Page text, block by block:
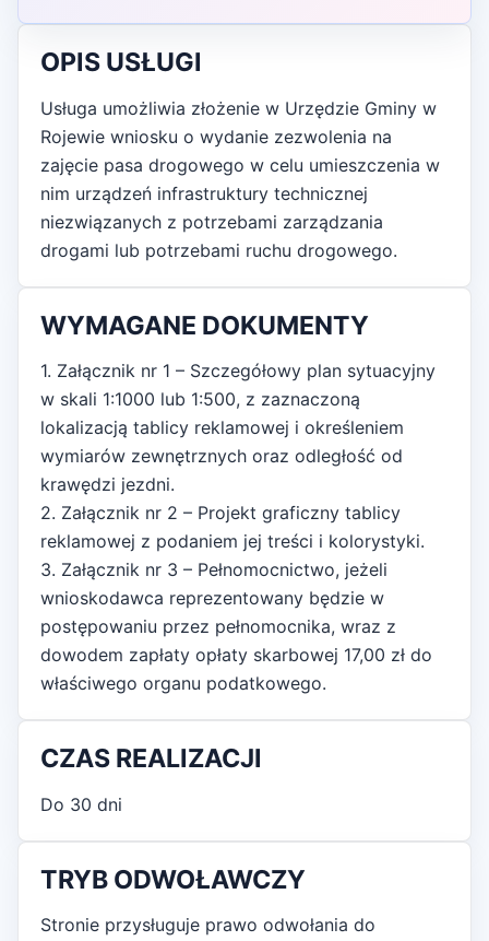
OPIS USŁUGI
Usługa umożliwia złożenie w Urzędzie Gminy w
Rojewie wniosku o wydanie zezwolenia na
zajęcie pasa drogowego w celu umieszczenia w
nim urządzeń infrastruktury technicznej
niezwiązanych z potrzebami zarządzania
drogami lub potrzebami ruchu drogowego.
WYMAGANE DOKUMENTY
1. Załącznik nr 1 – Szczegółowy plan sytuacyjny
w skali 1:1000 lub 1:500, z zaznaczoną
lokalizacją tablicy reklamowej i określeniem
wymiarów zewnętrznych oraz odległość od
krawędzi jezdni.
2. Załącznik nr 2 – Projekt graficzny tablicy
reklamowej z podaniem jej treści i kolorystyki.
3. Załącznik nr 3 – Pełnomocnictwo, jeżeli
wnioskodawca reprezentowany będzie w
postępowaniu przez pełnomocnika, wraz z
dowodem zapłaty opłaty skarbowej 17,00 zł do
właściwego organu podatkowego.
CZAS REALIZACJI
Do 30 dni
TRYB ODWOŁAWCZY
Stronie przysługuje prawo odwołania do